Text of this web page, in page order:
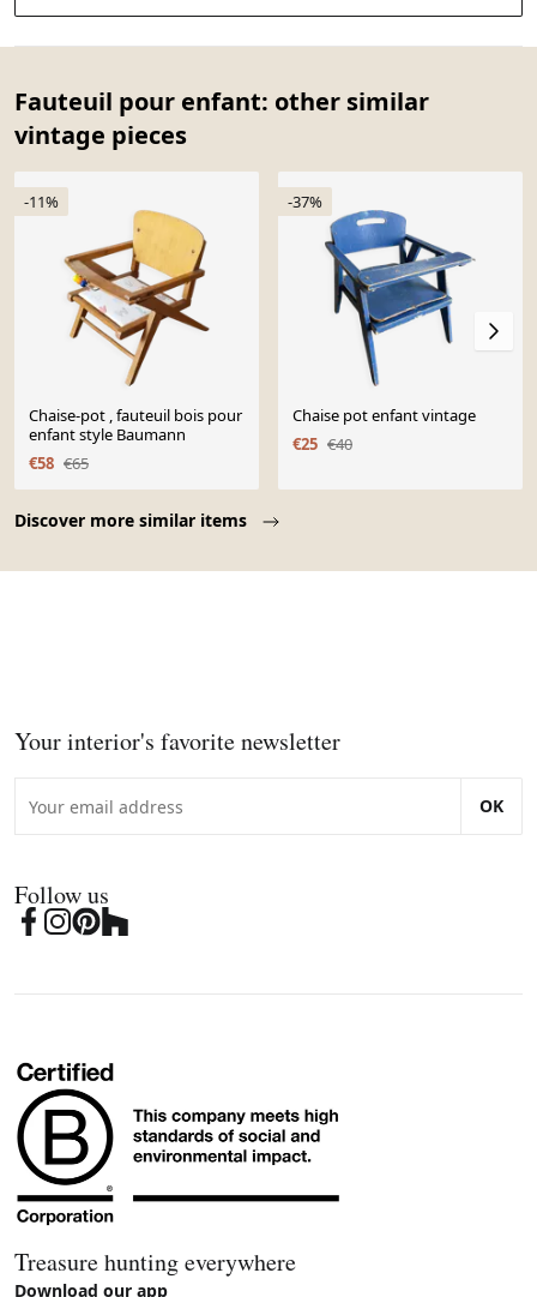
Fauteuil pour enfant: other similar
vintage pieces
Discover more similar items
-11%
Chaise-pot , fauteuil bois pour
enfant style Baumann
€58 €65
-37%
Chaise pot enfant vintage
€25 €40
Your interior's favorite newsletter
OK
Follow us
Treasure hunting everywhere
Download our app